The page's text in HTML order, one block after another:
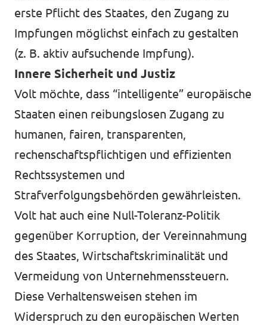
erste Pflicht des Staates, den Zugang zu
Impfungen möglichst einfach zu gestalten
(z. B. aktiv aufsuchende Impfung).
Innere Sicherheit und Justiz
Volt möchte, dass “intelligente” europäische
Staaten einen reibungslosen Zugang zu
humanen, fairen, transparenten,
rechenschaftspflichtigen und effizienten
Rechtssystemen und
Strafverfolgungsbehörden gewährleisten.
Volt hat auch eine Null-Toleranz-Politik
gegenüber Korruption, der Vereinnahmung
des Staates, Wirtschaftskriminalität und
Vermeidung von Unternehmenssteuern.
Diese Verhaltensweisen stehen im
Widerspruch zu den europäischen Werten